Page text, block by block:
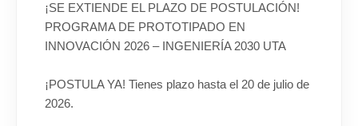
¡SE EXTIENDE EL PLAZO DE POSTULACIÓN!
PROGRAMA DE PROTOTIPADO EN
INNOVACIÓN 2026 – INGENIERÍA 2030 UTA
¡POSTULA YA! Tienes plazo hasta el 20 de julio de
2026.